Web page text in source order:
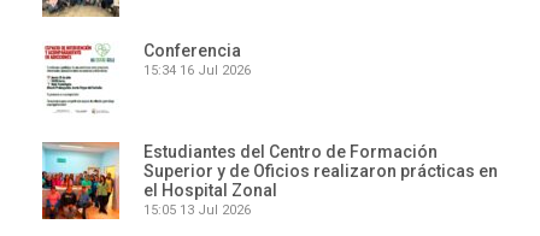
Conferencia
15:34 16 Jul 2026
Estudiantes del Centro de Formación
Superior y de Oficios realizaron prácticas en
el Hospital Zonal
15:05 13 Jul 2026